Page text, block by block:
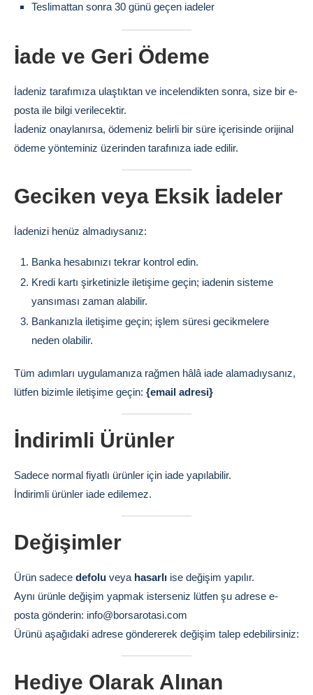
Teslimattan sonra 30 günü geçen iadeler
İade ve Geri Ödeme
İadeniz tarafımıza ulaştıktan ve incelendikten sonra, size bir e-
posta ile bilgi verilecektir.
İadeniz onaylanırsa, ödemeniz belirli bir süre içerisinde orijinal
ödeme yönteminiz üzerinden tarafınıza iade edilir.
Geciken veya Eksik İadeler
İadenizi henüz almadıysanız:
Banka hesabınızı tekrar kontrol edin.
Kredi kartı şirketinizle iletişime geçin; iadenin sisteme
yansıması zaman alabilir.
Bankanızla iletişime geçin; işlem süresi gecikmelere
neden olabilir.
Tüm adımları uygulamanıza rağmen hâlâ iade alamadıysanız,
lütfen bizimle iletişime geçin: {email adresi}
İndirimli Ürünler
Sadece normal fiyatlı ürünler için iade yapılabilir.
İndirimli ürünler iade edilemez.
Değişimler
Ürün sadece defolu veya hasarlı ise değişim yapılır.
Aynı ürünle değişim yapmak isterseniz lütfen şu adrese e-
posta gönderin: info@borsarotasi.com
Ürünü aşağıdaki adrese göndererek değişim talep edebilirsiniz:
Hediye Olarak Alınan